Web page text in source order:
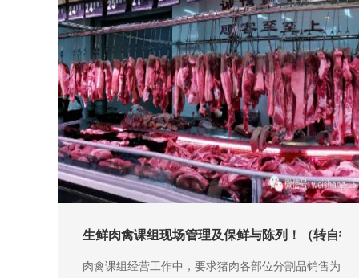
生鲜肉禽课组现场管理及保鲜与陈列！（转自微
肉禽课组经营工作中，要求猪肉各部位分割品销售为